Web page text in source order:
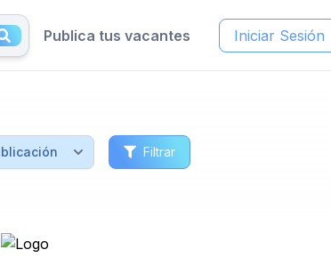
Publica tus vacantes Iniciar Sesión
Filtrar